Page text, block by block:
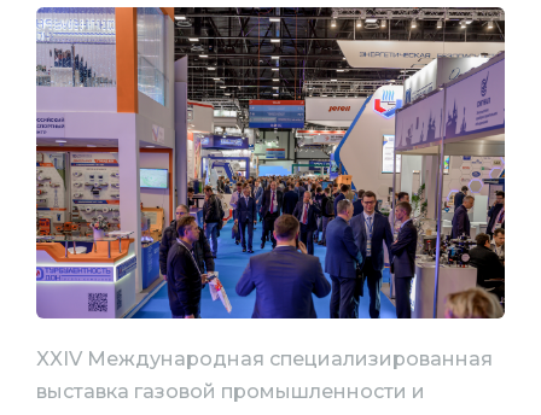
XXIV Международная специализированная
выставка газовой промышленности и